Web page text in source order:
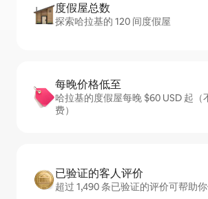
度假屋总数
探索哈拉基的 120 间度假屋
每晚价格低至
哈拉基的度假屋每晚 $60 USD 起（
费）
已验证的客人评价
超过 1,490 条已验证的评价可帮助